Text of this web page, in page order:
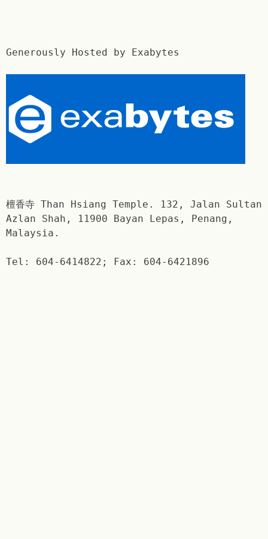
Generously Hosted by Exabytes
檀香寺 Than Hsiang Temple. 132, Jalan Sultan
Azlan Shah, 11900 Bayan Lepas, Penang,
Malaysia.
Tel: 604-6414822; Fax: 604-6421896